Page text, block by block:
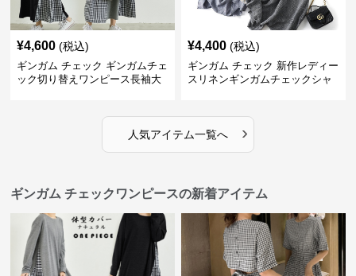
¥4,600 (税込)
ギンガム チェック ギンガムチェ
ック切り替えワンピース長袖大
¥4,400 (税込)
ギンガム チェック 新作レディー
スリネンギンガムチェックシャ
人気アイテム一覧へ ›
ギンガム チェックワンピースの新着アイテム